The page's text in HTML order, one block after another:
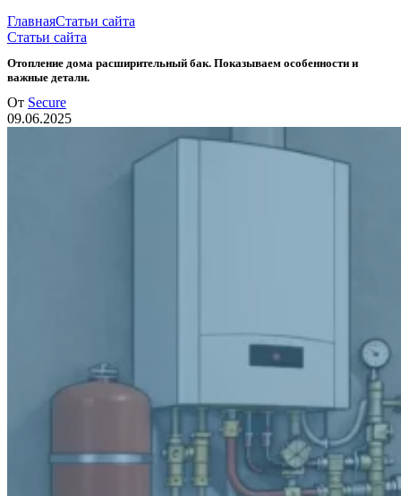
ГлавнаяСтатьи сайта
Статьи сайта
Отопление дома расширительный бак. Показываем особенности и
важные детали.
От Secure
09.06.2025